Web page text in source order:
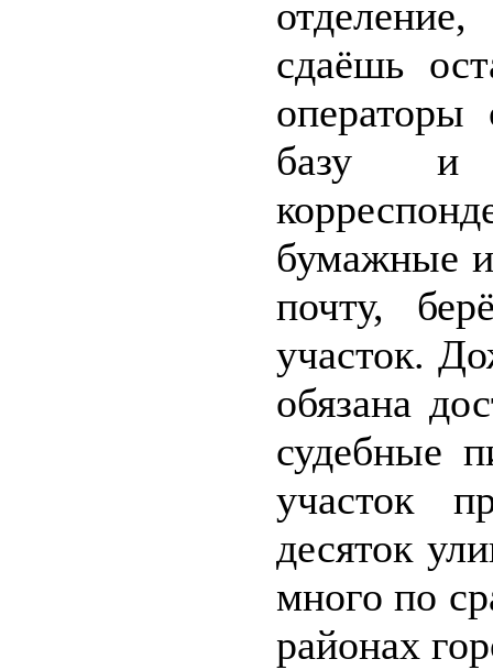
сдаёшь
операторы
базу и
бумажные
почту,
участок.
обязана
судебные
участок
десяток
много по
районах